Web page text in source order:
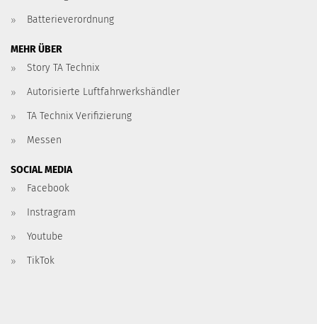
Batterieverordnung
MEHR ÜBER
Story TA Technix
Autorisierte Luftfahrwerkshändler
TA Technix Verifizierung
Messen
SOCIAL MEDIA
Facebook
Instragram
Youtube
TikTok